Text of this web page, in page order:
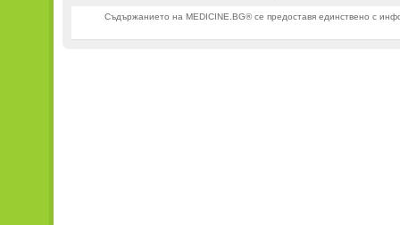
Съдържанието на MEDICINE.BG® се предоставя единствено с